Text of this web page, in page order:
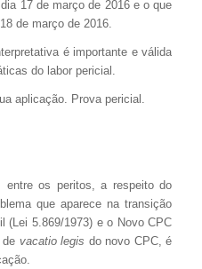
17 de março de 2016 e o que
de março de 2016.
é importante e válida
do labor pericial.
aplicação. Prova pericial.
os peritos, a respeito do
que aparece na transição
(Lei 5.869/1973) e o Novo CPC
de vacatio legis do novo CPC, é